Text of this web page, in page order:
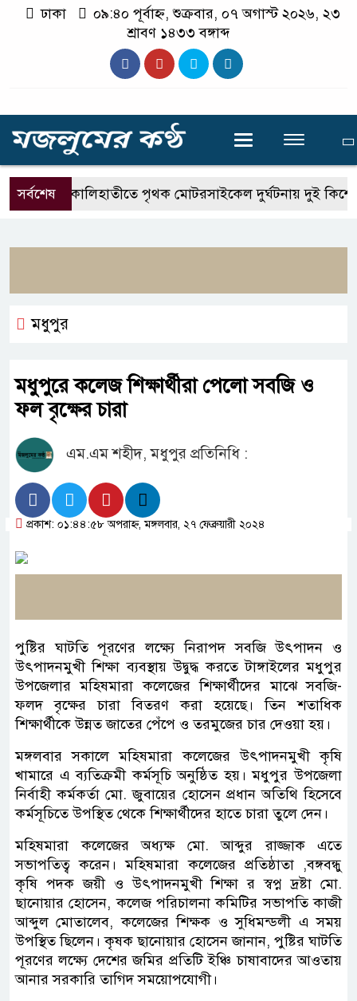
ঢাকা
০৯:৪০ পূর্বাহ্ন, শুক্রবার, ০৭ অগাস্ট ২০২৬, ২৩
শ্রাবণ ১৪৩৩ বঙ্গাব্দ
সর্বশেষকালিহাতীতে পৃথক মোটরসাইকেল দুর্ঘটনায় দুই কিশোর
মধুপুর
মধুপুরে কলেজ শিক্ষার্থীরা পেলো সবজি ও
ফল বৃক্ষের চারা
এম.এম শহীদ, মধুপুর প্রতিনিধি :
প্রকাশ: ০১:৪৪:৫৮ অপরাহ্ন, মঙ্গলবার, ২৭ ফেব্রুয়ারী ২০২৪
পুষ্টির ঘাটতি পূরণের লক্ষ্যে নিরাপদ সবজি উৎপাদন ও
উৎপাদনমুখী শিক্ষা ব্যবস্থায় উদ্বুদ্ধ করতে টাঙ্গাইলের মধুপুর
উপজেলার মহিষমারা কলেজের শিক্ষার্থীদের মাঝে সবজি-
ফলদ বৃক্ষের চারা বিতরণ করা হয়েছে। তিন শতাধিক
শিক্ষার্থীকে উন্নত জাতের পেঁপে ও তরমুজের চার দেওয়া হয়।
মঙ্গলবার সকালে মহিষমারা কলেজের উৎপাদনমুখী কৃষি
খামারে এ ব্যতিক্রমী কর্মসূচি অনুষ্ঠিত হয়। মধুপুর উপজেলা
নির্বাহী কর্মকর্তা মো. জুবায়ের হোসেন প্রধান অতিথি হিসেবে
কর্মসূচিতে উপস্থিত থেকে শিক্ষার্থীদের হাতে চারা তুলে দেন।
মহিষমারা কলেজের অধ্যক্ষ মো. আব্দুর রাজ্জাক এতে
সভাপতিত্ব করেন। মহিষমারা কলেজের প্রতিষ্ঠাতা ,বঙ্গবন্ধু
কৃষি পদক জয়ী ও উৎপাদনমুখী শিক্ষা র স্বপ্ন দ্রষ্টা মো.
ছানোয়ার হোসেন, কলেজ পরিচালনা কমিটির সভাপতি কাজী
আব্দুল মোতালেব, কলেজের শিক্ষক ও সুধিমন্ডলী এ সময়
উপস্থিত ছিলেন। কৃষক ছানোয়ার হোসেন জানান, পুষ্টির ঘাটতি
পূরণের লক্ষ্যে দেশের জমির প্রতিটি ইঞ্চি চাষাবাদের আওতায়
আনার সরকারি তাগিদ সময়োপযোগী।